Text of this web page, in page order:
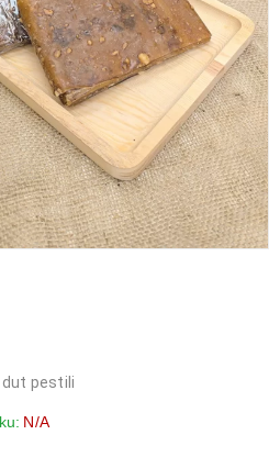
dut pestili
N/A